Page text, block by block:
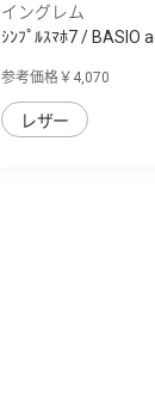
イングレム
ｼﾝﾌﾟﾙｽﾏﾎ7 / BASIO
参考価格￥4,070
レザー